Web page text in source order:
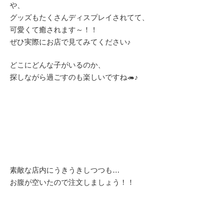
や、
グッズもたくさんディスプレイされてて、
可愛くて癒されます～！！
ぜひ実際にお店で見てみてください♪
どこにどんな子がいるのか、
探しながら過ごすのも楽しいですね🦔♪
素敵な店内にうきうきしつつも…
お腹が空いたので注文しましょう！！